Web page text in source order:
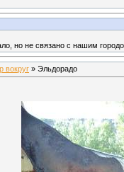
но не связано с нашим
вокруг » Эльдорадо